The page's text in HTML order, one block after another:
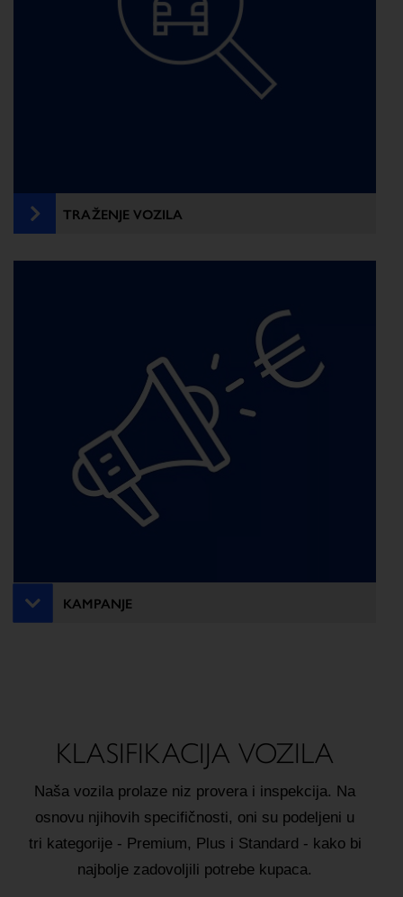
TRAŽENJE VOZILA
KAMPANJE
KLASIFIKACIJA VOZILA
Naša vozila prolaze niz provera i inspekcija. Na
osnovu njihovih specifičnosti, oni su podeljeni u
tri kategorije - Premium, Plus i Standard - kako bi
najbolje zadovoljili potrebe kupaca.